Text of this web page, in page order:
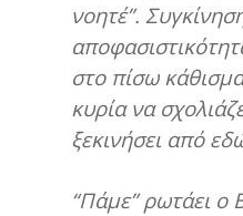
νοητέ”.
στο πίσω
κυρία να
ξεκινήσει από
“Πάμε” ρωτάει ο